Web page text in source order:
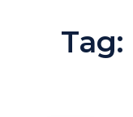
Tag: